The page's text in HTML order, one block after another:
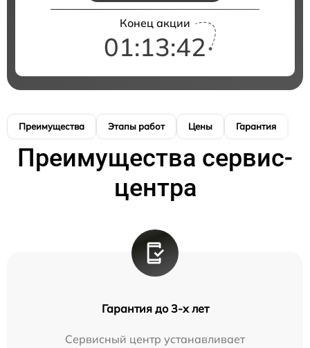
Конец акции
01:13:41
Преимущества Этапы работ Цены Гарантия
Преимущества сервис-
центра
Гарантия до 3-х лет
Сервисный центр устанавливает